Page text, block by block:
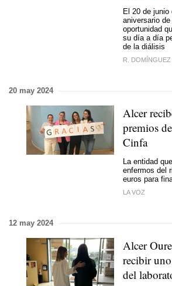
El 20 de junio
aniversario
oportunidad
su día a día
de la diálisis
R. DOMÍNGUEZ
20 may 2024
Alcer
premios
Cinfa
La entidad
enfermos del
euros para
LA VOZ
12 may 2024
Alcer
recibir
del